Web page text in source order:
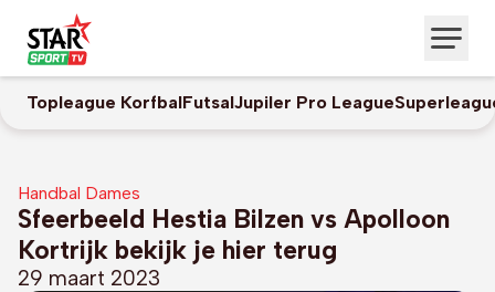
Topleague KorfbalFutsalJupiler Pro League
Handbal Dames
Sfeerbeeld Hestia Bilzen vs Apolloon
Kortrijk bekijk je hier terug
29 maart 2023